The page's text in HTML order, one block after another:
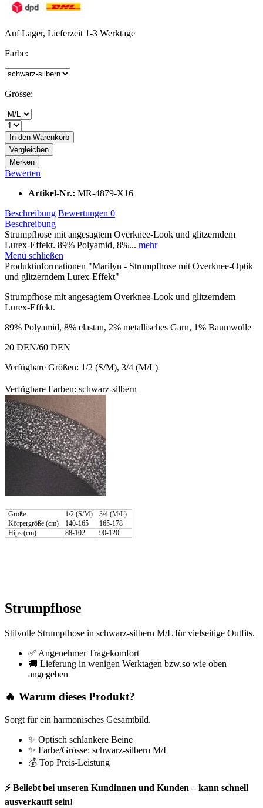
Auf Lager, Lieferzeit 1-3 Werktage
Farbe:
Grösse:
In den Warenkorb
Vergleichen
Merken
Bewerten
Artikel-Nr.: MR-4879-X16
Beschreibung Bewertungen 0
Beschreibung
Strumpfhose mit angesagtem Overknee-Look und glitzerndem
Lurex-Effekt. 89% Polyamid, 8%... mehr
Menü schließen
Produktinformationen "Marilyn - Strumpfhose mit Overknee-Optik
und glitzerndem Lurex-Effekt"
Strumpfhose mit angesagtem Overknee-Look und glitzerndem
Lurex-Effekt.
89% Polyamid, 8% elastan, 2% metallisches Garn, 1% Baumwolle
20 DEN/60 DEN
Verfügbare Größen: 1/2 (S/M), 3/4 (M/L)
Verfügbare Farben: schwarz-silbern
Größe 1/2 (S/M)
3/4 (M/L)
Körpergröße (cm)
140-165
165-178
Hips (cm)
88-102 90-120
Strumpfhose
Stilvolle Strumpfhose in schwarz-silbern M/L für vielseitige Outfits.
✅ Angenehmer Tragekomfort
🚚 Lieferung in wenigen Werktagen bzw.so wie oben
angegeben
🔥 Warum dieses Produkt?
Sorgt für ein harmonisches Gesamtbild.
✨ Optisch schlankere Beine
✨ Farbe/Grösse: schwarz-silbern M/L
💰 Top Preis-Leistung
⚡ Beliebt bei unseren Kundinnen und Kunden – kann schnell
ausverkauft sein!